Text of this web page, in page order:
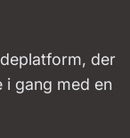
der
gang med en